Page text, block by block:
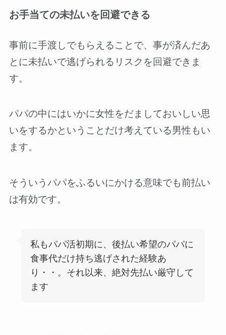
お手当ての未払いを回避できる
事前に手渡しでもらえることで、事が済んだあ
とに未払いで逃げられるリスクを回避できま
す。
パパの中にはいかに女性をだましておいしい思
いをするかということだけ考えている男性もい
ます。
そういうパパをふるいにかける意味でも前払い
は有効です。
私もパパ活初期に、後払い希望のパパに
食事代だけ持ち逃げされた経験あ
り・・。それ以来、絶対先払い厳守して
ます